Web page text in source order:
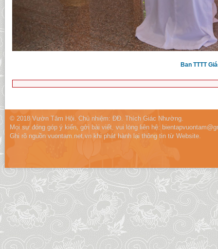
Ban TTTT
© 2018 Vườn Tâm Hội. Chủ nhiệm: ĐĐ. Thích Giác Nhường.
Mọi sự đóng góp ý kiến, gởi bài viết, vui lòng liên hệ:
Ghi rõ nguồn vuontam.net.vn khi phát hành lại thông tin từ Website.